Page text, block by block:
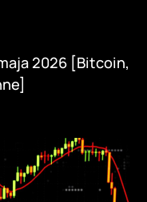
2026 [Bitcoin,